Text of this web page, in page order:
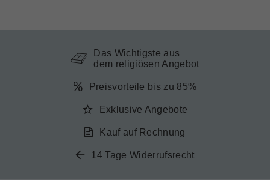
Das Wichtigste aus
dem religiösen Angebot
Preisvorteile bis zu 85%
Exklusive Angebote
Kauf auf Rechnung
14 Tage Widerrufsrecht